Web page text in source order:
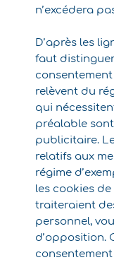
n’excédera
D’après les
faut
relèvent du
qui
préalable
publicitaire.
relatifs aux
régime
les cookies
traiteraient
personnel,
d’opposition.